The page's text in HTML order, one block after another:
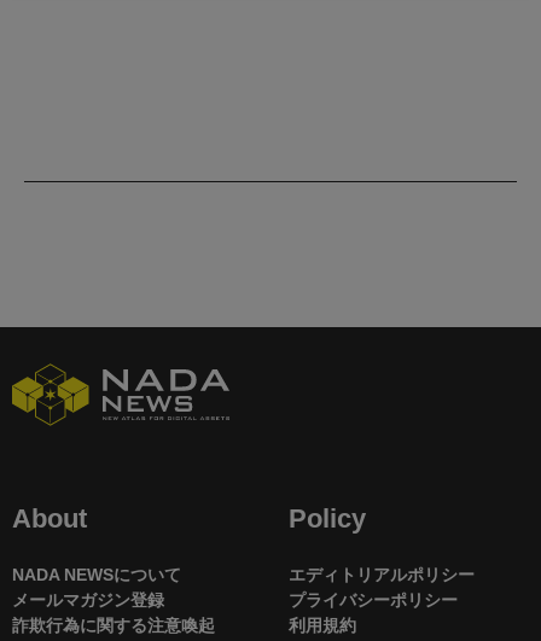
About
NADA NEWSについて
メールマガジン登録
詐欺行為に関する注意喚起
Policy
エディトリアルポリシー
プライバシーポリシー
利用規約